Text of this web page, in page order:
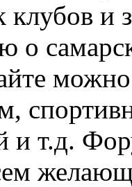
клубов и
о
и т.д.